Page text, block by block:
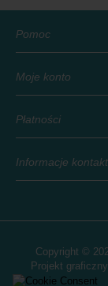
Pomoc
Moje konto
Płatności
Informacje
Copyright ©
Projekt